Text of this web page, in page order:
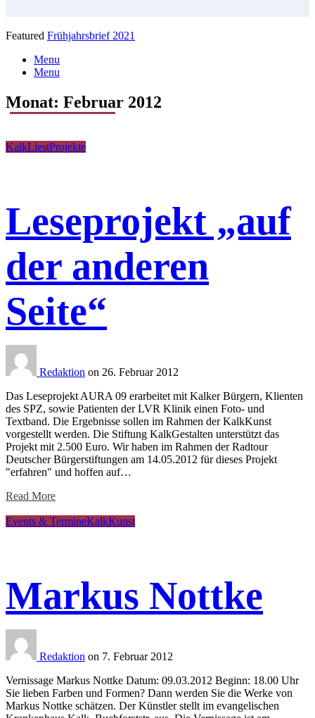
Featured Frühjahrsbrief 2021
Menu
Menu
Monat: Februar 2012
KalkLiestProjekte
Leseprojekt „auf
der anderen
Seite“
Redaktion on 26. Februar 2012
Das Leseprojekt AURA 09 erarbeitet mit Kalker Bürgern, Klienten
des SPZ, sowie Patienten der LVR Klinik einen Foto- und
Textband. Die Ergebnisse sollen im Rahmen der KalkKunst
vorgestellt werden. Die Stiftung KalkGestalten unterstützt das
Projekt mit 2.500 Euro. Wir haben im Rahmen der Radtour
Deutscher Bürgerstiftungen am 14.05.2012 für dieses Projekt
"erfahren" und hoffen auf…
Read More
Events & TermineKalkKunst
Markus Nottke
Redaktion on 7. Februar 2012
Vernissage Markus Nottke Datum: 09.03.2012 Beginn: 18.00 Uhr
Sie lieben Farben und Formen? Dann werden Sie die Werke von
Markus Nottke schätzen. Der Künstler stellt im evangelischen